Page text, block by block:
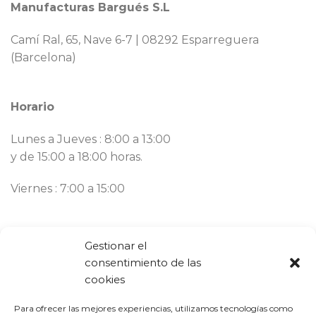
Gestionar el
consentimiento de las
cookies
Para ofrecer las mejores experiencias, utilizamos tecnologías como
Manufacturas Bargués S.L
Camí Ral, 65, Nave 6-7 | 08292 Esparreguera
(Barcelona)
Horario
Lunes a Jueves : 8:00 a 13:00
y de 15:00 a 18:00 horas.
Viernes : 7:00 a 15:00
Llámanos ahora:93 777 82 58
bargues@mbargues.com